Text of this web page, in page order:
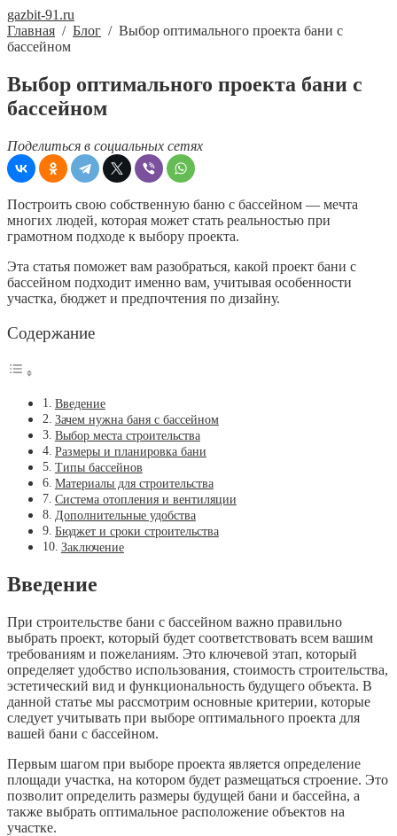
gazbit-91.ru
Главная / Блог / Выбор оптимального проекта бани с
бассейном
Выбор оптимального проекта бани с
бассейном
Поделиться в социальных сетях
Построить свою собственную баню с бассейном — мечта
многих людей, которая может стать реальностью при
грамотном подходе к выбору проекта.
Эта статья поможет вам разобраться, какой проект бани с
бассейном подходит именно вам, учитывая особенности
участка, бюджет и предпочтения по дизайну.
Содержание
Введение
Зачем нужна баня с бассейном
Выбор места строительства
Размеры и планировка бани
Типы бассейнов
Материалы для строительства
Система отопления и вентиляции
Дополнительные удобства
Бюджет и сроки строительства
Заключение
Введение
При строительстве бани с бассейном важно правильно
выбрать проект, который будет соответствовать всем вашим
требованиям и пожеланиям. Это ключевой этап, который
определяет удобство использования, стоимость строительства,
эстетический вид и функциональность будущего объекта. В
данной статье мы рассмотрим основные критерии, которые
следует учитывать при выборе оптимального проекта для
вашей бани с бассейном.
Первым шагом при выборе проекта является определение
площади участка, на котором будет размещаться строение. Это
позволит определить размеры будущей бани и бассейна, а
также выбрать оптимальное расположение объектов на
участке.